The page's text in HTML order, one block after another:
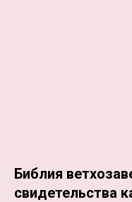
Библия
свидетельства